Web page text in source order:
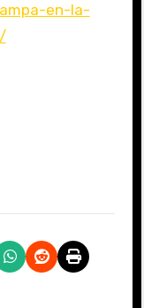
en-la-